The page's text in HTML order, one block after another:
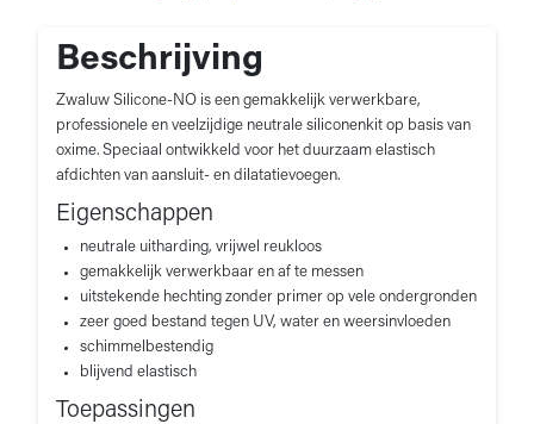
Beschrijving
Zwaluw Silicone-NO is een gemakkelijk verwerkbare,
professionele en veelzijdige neutrale siliconenkit op basis van
oxime. Speciaal ontwikkeld voor het duurzaam elastisch
afdichten van aansluit- en dilatatievoegen.
Eigenschappen
neutrale uitharding, vrijwel reukloos
gemakkelijk verwerkbaar en af te messen
uitstekende hechting zonder primer op vele ondergronden
zeer goed bestand tegen UV, water en weersinvloeden
schimmelbestendig
blijvend elastisch
Toepassingen